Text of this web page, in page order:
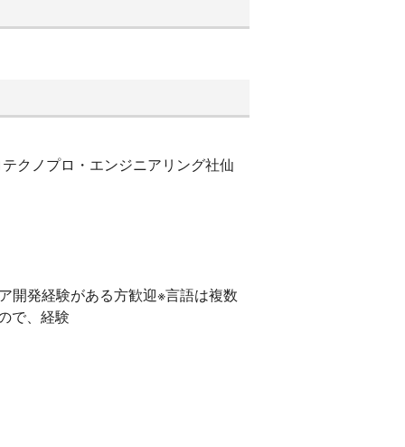
クノプロ・エンジニアリング社仙
開発経験がある方歓迎※言語は複数
で、経験